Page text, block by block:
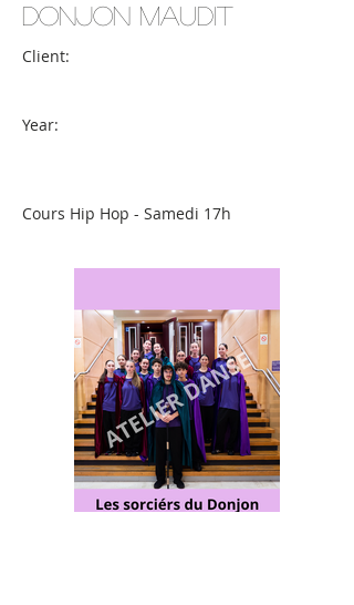
Donjon Maudit
Client:
Year:
Cours Hip Hop - Samedi 17h